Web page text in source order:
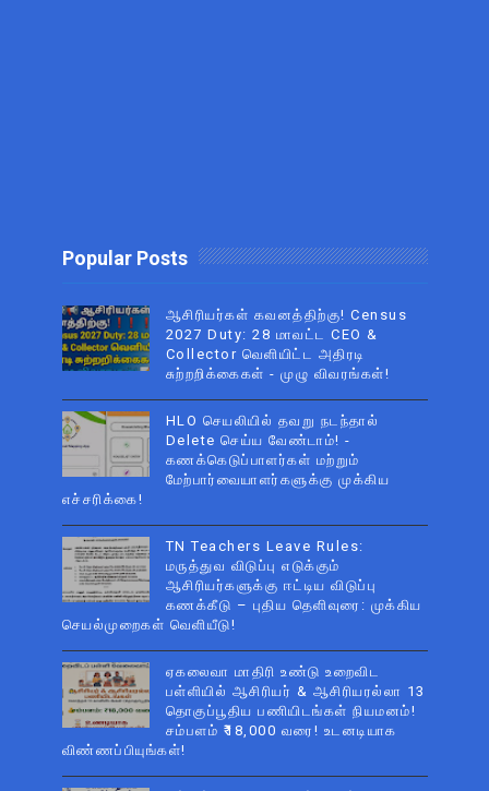
Popular Posts
ஆசிரியர்கள் கவனத்திற்கு! Census
2027 Duty: 28 மாவட்ட CEO &
Collector வெளியிட்ட அதிரடி
சுற்றறிக்கைகள் - முழு விவரங்கள்!
HLO செயலியில் தவறு நடந்தால்
Delete செய்ய வேண்டாம்! -
கணக்கெடுப்பாளர்கள் மற்றும்
மேற்பார்வையாளர்களுக்கு முக்கிய
எச்சரிக்கை!
TN Teachers Leave Rules:
மருத்துவ விடுப்பு எடுக்கும்
ஆசிரியர்களுக்கு ஈட்டிய விடுப்பு
கணக்கீடு – புதிய தெளிவுரை: முக்கிய
செயல்முறைகள் வெளியீடு!
ஏகலைவா மாதிரி உண்டு உறைவிட
பள்ளியில் ஆசிரியர் & ஆசிரியரல்லா 13
தொகுப்பூதிய பணியிடங்கள் நியமனம்!
சம்பளம் ₹18,000 வரை! உடனடியாக
விண்ணப்பியுங்கள்!